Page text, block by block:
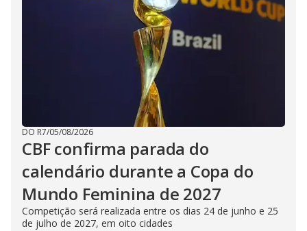
DO R7/05/08/2026
CBF confirma parada do
calendário durante a Copa do
Mundo Feminina de 2027
Competição será realizada entre os dias 24 de junho e 25
de julho de 2027, em oito cidades